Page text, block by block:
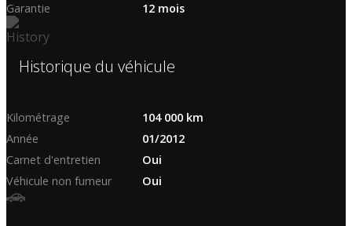
Garantie
12 mois
Historique du véhicule
Kilométrage
104 000 km
Année
01/2012
Carnet d'entretien
Oui
Véhicule non fumeur
Oui